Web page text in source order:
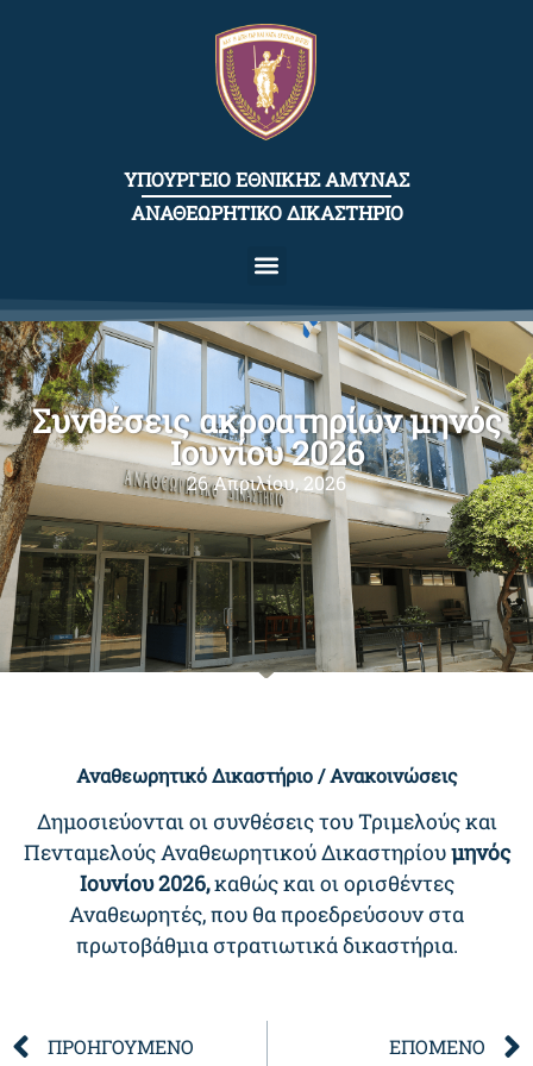
ΥΠΟΥΡΓΕΙΟ ΕΘΝΙΚΗΣ ΑΜΥΝΑΣ
ΑΝΑΘΕΩΡΗΤΙΚΟ ΔΙΚΑΣΤΗΡΙΟ
Συνθέσεις ακροατηρίων μηνός
Ιουνίου 2026
26 Απριλίου, 2026
Αναθεωρητικό Δικαστήριο /Ανακοινώσεις
Δημοσιεύονται οι συνθέσεις του Τριμελούς και
Πενταμελούς Αναθεωρητικού Δικαστηρίουμηνός
Ιουνίου2026,καθώς και οι ορισθέντες
Αναθεωρητές, που θα προεδρεύσουν στα
πρωτοβάθμια στρατιωτικά δικαστήρια.
ΠΡΟΗΓΟΥΜΕΝΟ ΕΠΟΜΕΝΟ